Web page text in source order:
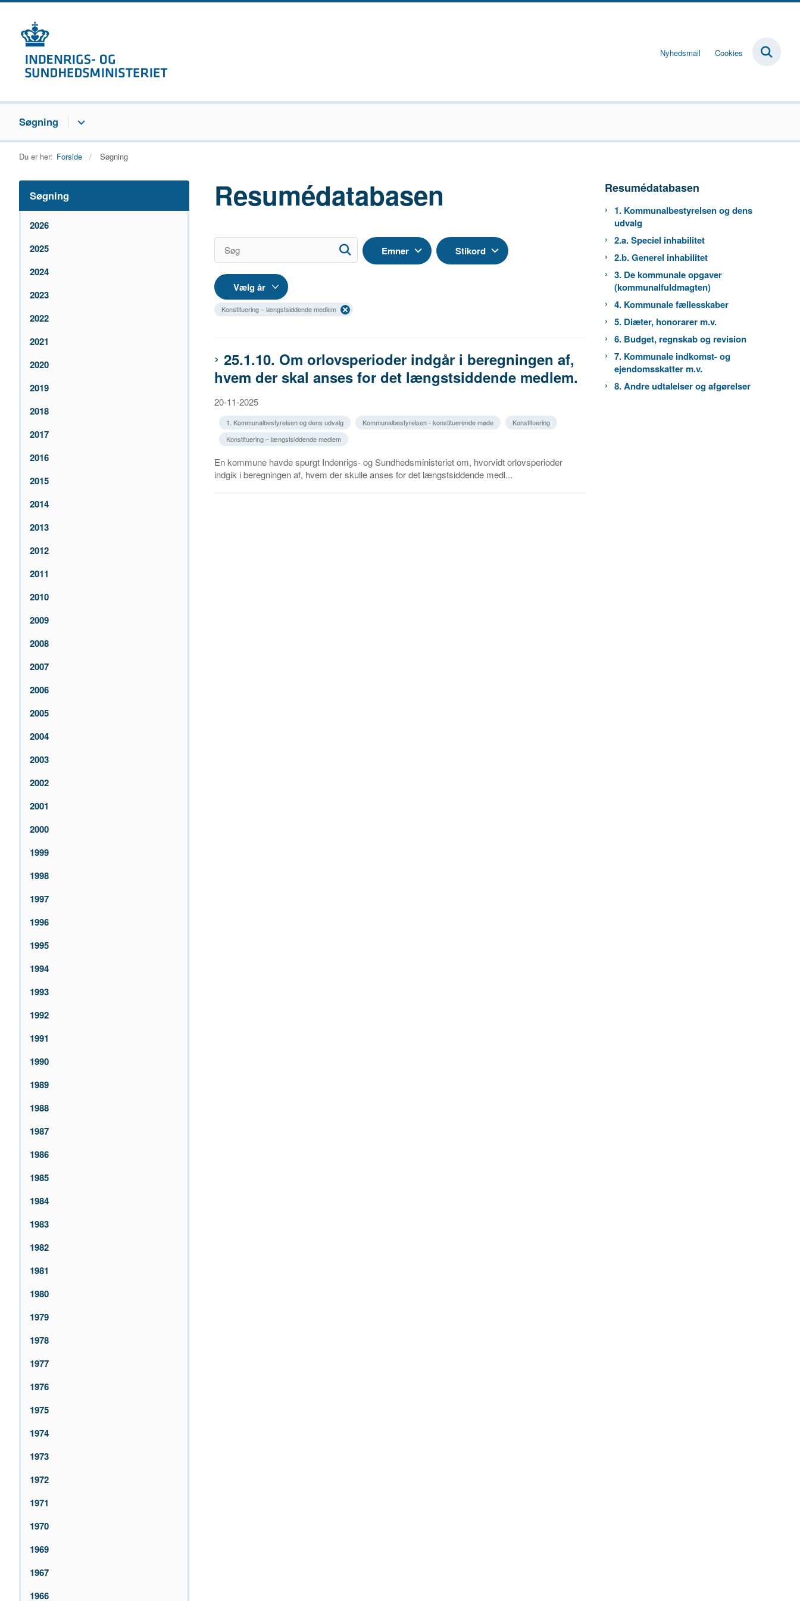
Nyhedsmail Cookies
Søgning
Du er her: Forside Søgning
Søgning
2026
2025
2024
2023
2022
2021
2020
2019
2018
2017
2016
2015
2014
2013
2012
2011
2010
2009
2008
2007
2006
2005
2004
2003
2002
2001
2000
1999
1998
1997
1996
1995
1994
1993
1992
1991
1990
1989
1988
1987
1986
1985
1984
1983
1982
1981
1980
1979
1978
1977
1976
1975
1974
1973
1972
1971
1970
1969
1967
1966
Resumédatabasen
Emner Stikord
Konstituering – længstsiddende medlem
25.1.10. Om orlovsperioder indgår i beregningen af,
hvem der skal anses for det længstsiddende medlem.
20-11-2025
1. Kommunalbestyrelsen og dens udvalg Kommunalbestyrelsen - konstituerende møde
Konstituering
Konstituering – længstsiddende medlem
En kommune havde spurgt Indenrigs- og Sundhedsministeriet om, hvorvidt orlovsperioder
indgik i beregningen af, hvem der skulle anses for det længstsiddende medl...
Resumédatabasen
1. Kommunalbestyrelsen og dens
udvalg
2.a. Speciel inhabilitet
2.b. Generel inhabilitet
3. De kommunale opgaver
(kommunalfuldmagten)
4. Kommunale fællesskaber
5. Diæter, honorarer m.v.
6. Budget, regnskab og revision
7. Kommunale indkomst- og
ejendomsskatter m.v.
8. Andre udtalelser og afgørelser